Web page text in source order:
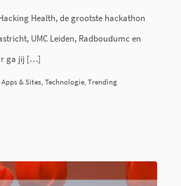
Health, de grootste hackathon
UMC Leiden, Radboudumc en
ga jij […]
Apps & Sites, Technologie, Trending